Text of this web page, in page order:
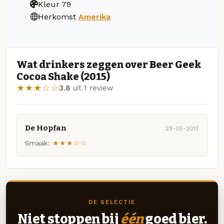
Kleur 79
Herkomst Amerika
Wat drinkers zeggen over Beer Geek
Cocoa Shake (2015)
★★★☆☆3.8 uit 1 review
De Hopfan 23-05-2017
Smaak: ★★★☆☆
DE SELECTIE
Niet stoppen bij ééngoed bier.